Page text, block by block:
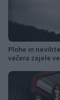
Plohe in
večera zajele